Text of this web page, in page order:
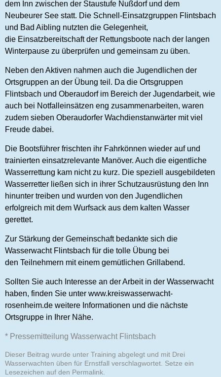
dem Inn zwischen der Staustufe Nußdorf und dem
Neubeurer See statt. Die Schnell-Einsatzgruppen Flintsbach
und Bad Aibling nutzten die Gelegenheit,
die Einsatzbereitschaft der Rettungsboote nach der langen
Winterpause zu überprüfen und gemeinsam zu üben.
Neben den Aktiven nahmen auch die Jugendlichen der
Ortsgruppen an der Übung teil. Da die Ortsgruppen
Flintsbach und Oberaudorf im Bereich der Jugendarbeit, wie
auch bei Notfalleinsätzen eng zusammenarbeiten, waren
zudem sieben Oberaudorfer Wachdienstanwärter mit viel
Freude dabei.
Die Bootsführer frischten ihr Fahrkönnen wieder auf und
trainierten einsatzrelevante Manöver. Auch die eigentliche
Wasserrettung kam nicht zu kurz. Die speziell ausgebildeten
Wasserretter ließen sich in ihrer Schutzausrüstung den Inn
hinunter treiben und wurden von den Jugendlichen
erfolgreich mit dem Wurfsack aus dem kalten Wasser
gerettet.
Zur Stärkung der Gemeinschaft bedankte sich die
Wasserwacht Flintsbach für die tolle Übung bei
den Teilnehmern mit einem gemütlichen Grillabend.
Sollten Sie auch Interesse an der Arbeit in der Wasserwacht
haben, finden Sie unter www.kreiswasserwacht-
rosenheim.de weitere Informationen und die nächste
Ortsgruppe in Ihrer Nähe.
* Pressemitteilung Wasserwacht Flintsbach
Dieser Beitrag wurde unter Training abgelegt und mit Drei
Wasserwachten üben für Ernstfall verschlagwortet. Setze ein
Lesezeichen auf den Permalink